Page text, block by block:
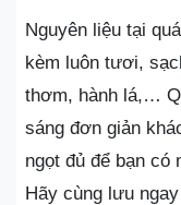
Nguyên liệu tại
kèm luôn tươi,
thơm, hành lá,…
sáng đơn giản
ngọt đủ để bạn có
Hãy cùng lưu